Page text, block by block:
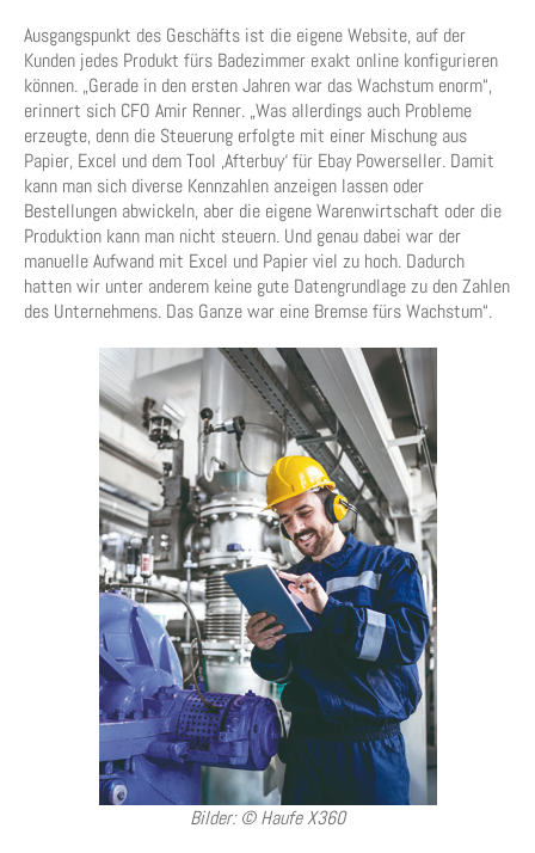
Ausgangspunkt des Geschäfts ist die eigene Website, auf der
Kunden jedes Produkt fürs Badezimmer exakt online konfigurieren
können. „Gerade in den ersten Jahren war das Wachstum enorm“,
erinnert sich CFO Amir Renner. „Was allerdings auch Probleme
erzeugte, denn die Steuerung erfolgte mit einer Mischung aus
Papier, Excel und dem Tool ‚Afterbuy‘ für Ebay Powerseller. Damit
kann man sich diverse Kennzahlen anzeigen lassen oder
Bestellungen abwickeln, aber die eigene Warenwirtschaft oder die
Produktion kann man nicht steuern. Und genau dabei war der
manuelle Aufwand mit Excel und Papier viel zu hoch. Dadurch
hatten wir unter anderem keine gute Datengrundlage zu den Zahlen
des Unternehmens. Das Ganze war eine Bremse fürs Wachstum“.
Bilder: © Haufe X360